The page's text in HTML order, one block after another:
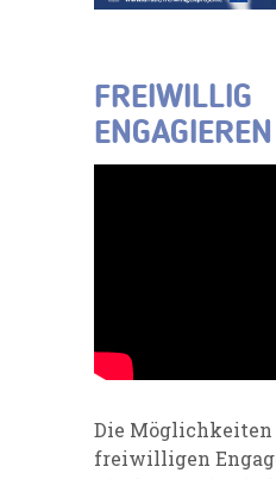
FREIWILLIG
Die Möglichkeiten
freiwilligen